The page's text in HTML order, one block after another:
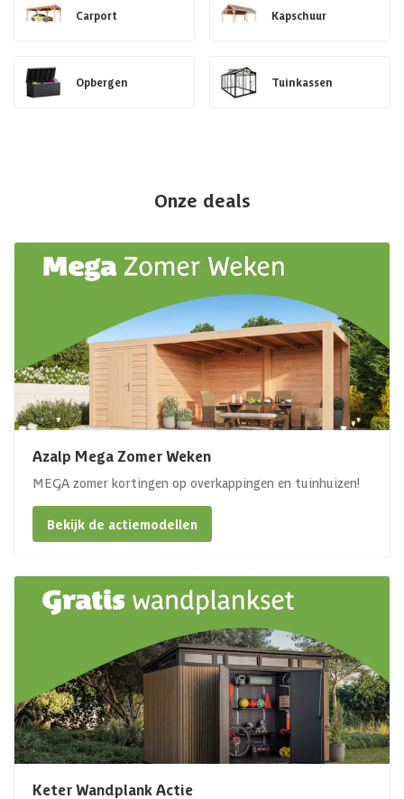
Carport Kapschuur
Opbergen Tuinkassen
Onze deals
Azalp Mega Zomer Weken
MEGA zomer kortingen op overkappingen en tuinhuizen!
Bekijk de actiemodellen
Keter Wandplank Actie